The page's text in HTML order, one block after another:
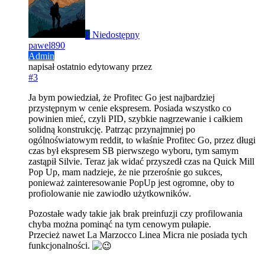
P Niedostępny
pawel890
Admin
napisałostatnio edytowany przez
#3
Ja bym powiedział, że Profitec Go jest najbardziej
przystępnym w cenie ekspresem. Posiada wszystko co
powinien mieć, czyli PID, szybkie nagrzewanie i całkiem
solidną konstrukcję. Patrząc przynajmniej po
ogólnoświatowym reddit, to właśnie Profitec Go, przez długi
czas był ekspresem SB pierwszego wyboru, tym samym
zastąpił Silvie. Teraz jak widać przyszedł czas na Quick Mill
Pop Up, mam nadzieje, że nie przerośnie go sukces,
ponieważ zainteresowanie PopUp jest ogromne, oby to
profiolowanie nie zawiodło użytkowników.
Pozostałe wady takie jak brak preinfuzji czy profilowania
chyba można pominąć na tym cenowym pułapie.
Przecież nawet La Marzocco Linea Micra nie posiada tych
funkcjonalności.